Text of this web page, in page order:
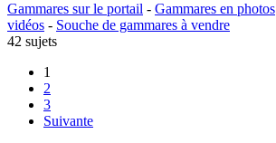
Gammares sur le portail - Gammares en photos
vidéos - Souche de gammares à vendre
42 sujets
1
2
3
Suivante